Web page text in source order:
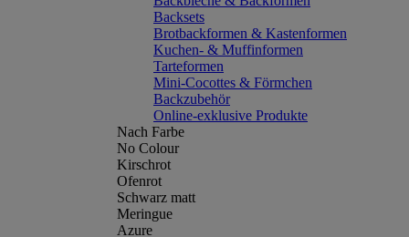
Backsets
Brotbackformen & Kastenformen
Kuchen- & Muffinformen
Tarteformen
Mini-Cocottes & Förmchen
Backzubehör
Online-exklusive Produkte
Nach Farbe
No Colour
Kirschrot
Ofenrot
Schwarz matt
Meringue
Azure